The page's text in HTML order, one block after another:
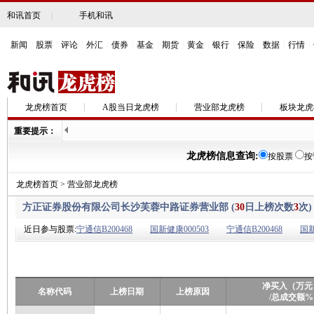
和讯首页 手机和讯
新闻 股票 评论 外汇 债券 基金 期货 黄金 银行 保险 数据 行情
龙虎榜首页 A股当日龙虎榜 营业部龙虎榜 板块龙
重要提示：
龙虎榜信息查询: 按股票
龙虎榜首页 > 营业部龙虎榜
方正证券股份有限公司长沙芙蓉中路证券营业部 (30 日上榜次数3次)
近日参与股票:宁通信B200468 国新健康000503 宁通信B200468 国
名称代码 上榜日期 上榜原因
净买入（万
/总成交额%